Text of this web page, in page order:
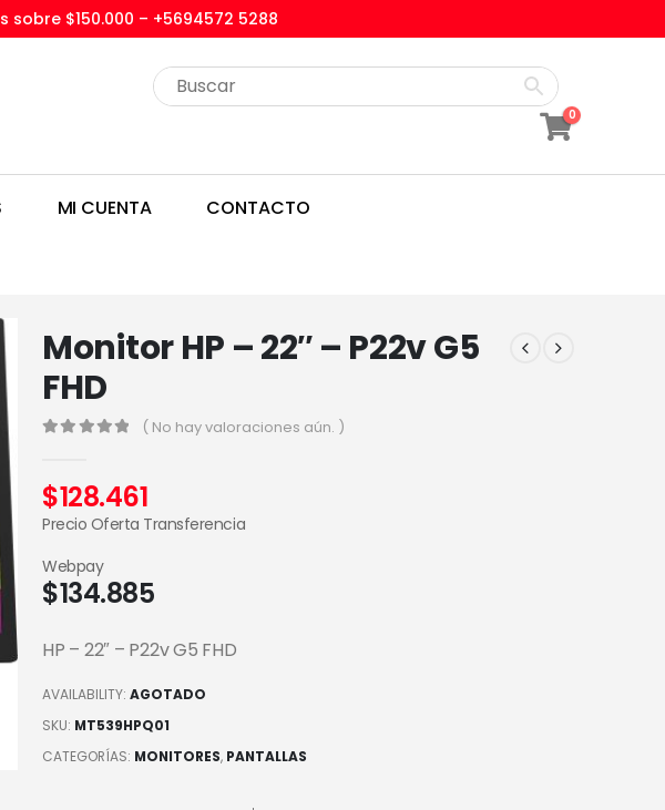
$150.000 – +5694572 5288
0
MI CUENTA CONTACTO
Monitor HP – 22″ – P22v G5
FHD
( No hay valoraciones aún. )
$128.461
Precio Oferta Transferencia
$134.885
Webpay
HP – 22″ – P22v G5 FHD
AVAILABILITY: AGOTADO
SKU: MT539HPQ01
CATEGORÍAS: MONITORES, PANTALLAS